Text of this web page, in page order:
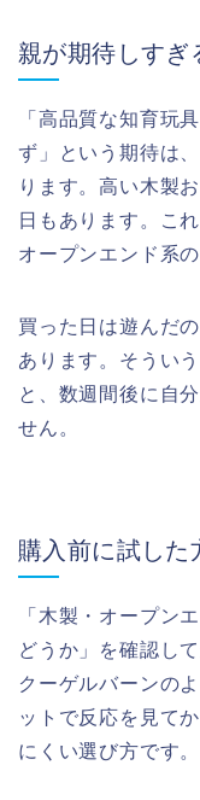
親が期待しすぎ
「高品質な知育玩
ず」という期待は
ります。高い木製
日もあります。こ
オープンエンド系
買った日は遊んだ
あります。そうい
と、数週間後に自
せん。
購入前に試した
「木製・オープン
どうか」を確認し
クーゲルバーンの
ットで反応を見て
にくい選び方です。